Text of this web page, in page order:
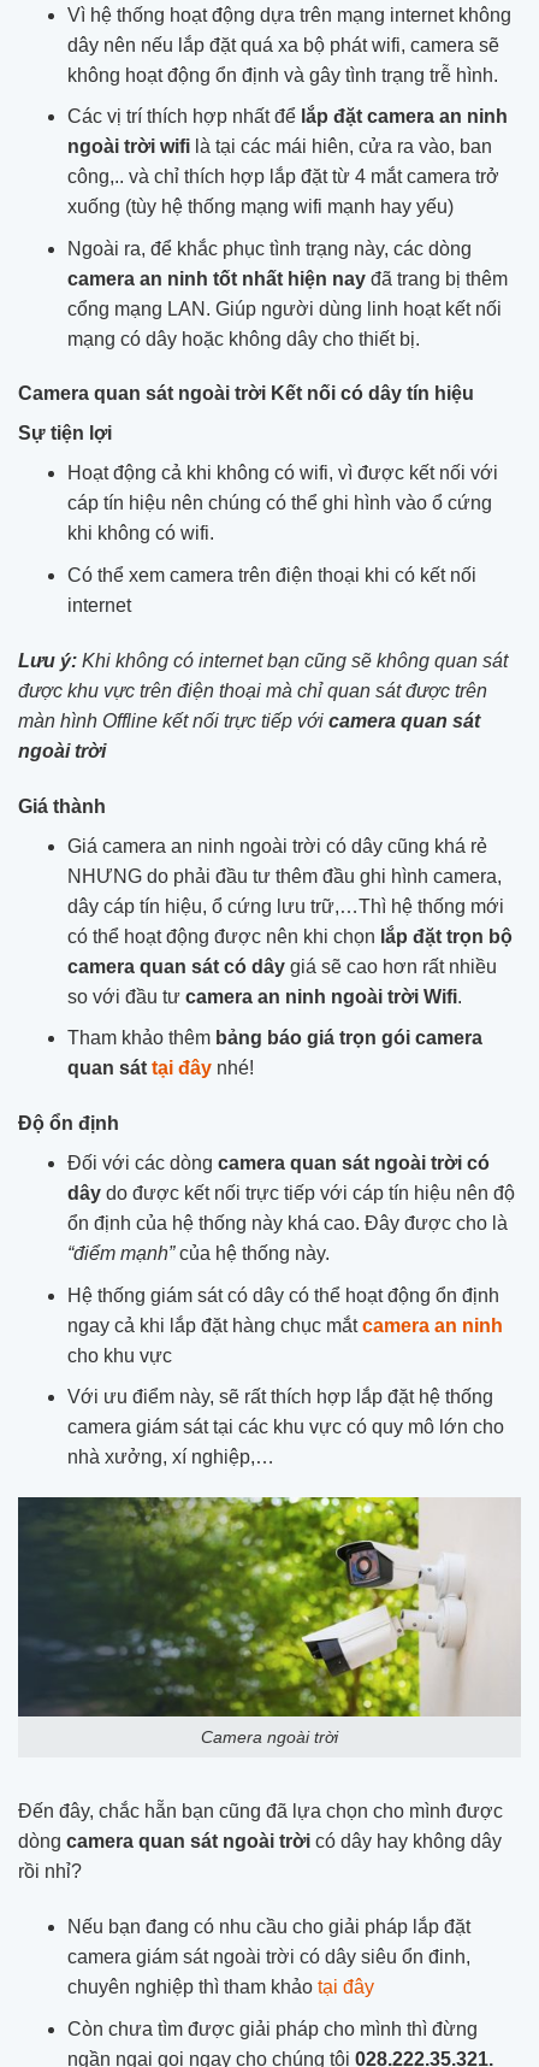
Vì hệ thống hoạt động dựa trên mạng internet không
dây nên nếu lắp đặt quá xa bộ phát wifi, camera sẽ
không hoạt động ổn định và gây tình trạng trễ hình.
Các vị trí thích hợp nhất để lắp đặt camera an ninh
ngoài trời wifilà tại các mái hiên, cửa ra vào, ban
công,.. và chỉ thích hợp lắp đặt từ 4 mắt camera trở
xuống (tùy hệ thống mạng wifi mạnh hay yếu)
Ngoài ra, để khắc phục tình trạng này, các dòng
camera an ninh tốt nhất hiện nayđã trang bị thêm
cổng mạng LAN. Giúp người dùng linh hoạt kết nối
mạng có dây hoặc không dây cho thiết bị.
Camera quan sát ngoài trời Kết nối có dây tín hiệu
Sự tiện lợi
Hoạt động cả khi không có wifi, vì được kết nối với
cáp tín hiệu nên chúng có thể ghi hình vào ổ cứng
khi không có wifi.
Có thể xem camera trên điện thoại khi có kết nối
internet
Lưu ý: Khi không có internet bạn cũng sẽ không quan sát
được khu vực trên điện thoại mà chỉ quan sát được trên
màn hình Offline kết nối trực tiếp với camera quan sát
ngoài trời
Giá thành
Giá camera an ninh ngoài trời có dây cũng khá rẻ
NHƯNG do phải đầu tư thêm đầu ghi hình camera,
dây cáp tín hiệu, ổ cứng lưu trữ,…Thì hệ thống mới
có thể hoạt động được nên khi chọn lắp đặt trọn bộ
camera quan sát có dâygiá sẽ cao hơn rất nhiều
so với đầu tư camera an ninh ngoài trời Wifi.
Tham khảo thêm bảng báo giá trọn gói camera
quan sát tại đây nhé!
Độ ổn định
Đối với các dòng camera quan sát ngoài trời có
dâydo được kết nối trực tiếp với cáp tín hiệu nên độ
ổn định của hệ thống này khá cao. Đây được cho là
“điểm mạnh”của hệ thống này.
Hệ thống giám sát có dây có thể hoạt động ổn định
ngay cả khi lắp đặt hàng chục mắtcamera an ninh
cho khu vực
Với ưu điểm này, sẽ rất thích hợp lắp đặt hệ thống
camera giám sát tại các khu vực có quy mô lớn cho
nhà xưởng, xí nghiệp,…
Camera ngoài trời
Đến đây, chắc hẵn bạn cũng đã lựa chọn cho mình được
dòng camera quan sát ngoài trời có dây hay không dây
rồi nhỉ?
Nếu bạn đang có nhu cầu cho giải pháp lắp đặt
camera giám sát ngoài trời có dây siêu ổn đinh,
chuyên nghiệp thì tham khảo tại đây
Còn chưa tìm được giải pháp cho mình thì đừng
ngần ngại gọi ngay cho chúng tôi 028.222.35.321.